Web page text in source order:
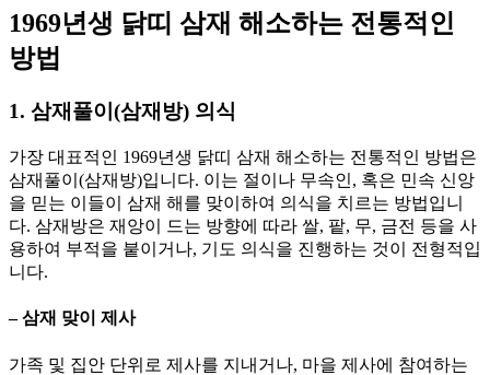
1969년생 닭띠 삼재 해소하는 전통적인
방법
1. 삼재풀이(삼재방) 의식
가장 대표적인 1969년생 닭띠 삼재 해소하는 전통적인 방법은
삼재풀이(삼재방)입니다. 이는 절이나 무속인, 혹은 민속 신앙
을 믿는 이들이 삼재 해를 맞이하여 의식을 치르는 방법입니
다. 삼재방은 재앙이 드는 방향에 따라 쌀, 팥, 무, 금전 등을 사
용하여 부적을 붙이거나, 기도 의식을 진행하는 것이 전형적입
니다.
– 삼재 맞이 제사
가족 및 집안 단위로 제사를 지내거나, 마을 제사에 참여하는